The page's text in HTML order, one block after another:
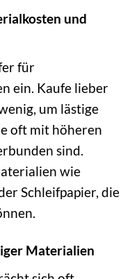
und
für
ein. Kaufe lieber
um lästige
oft mit höheren
sind.
wie
Schleifpapier, die
Materialien